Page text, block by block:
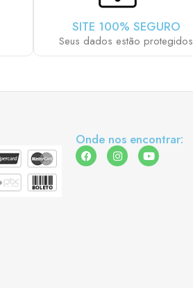
SITE 100% SEGURO
Seus dados estão protegidos
Onde nos encontrar: